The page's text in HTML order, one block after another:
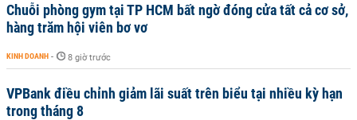
Chuỗi phòng gym tại TP HCM bất ngờ đóng cửa tất cả cơ sở,
hàng trăm hội viên bơ vơ
KINH DOANH - 8 giờ trước
VPBank điều chỉnh giảm lãi suất trên biểu tại nhiều kỳ hạn
trong tháng 8